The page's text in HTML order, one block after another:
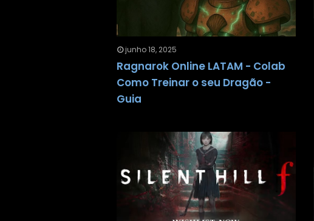
junho 18, 2025
Ragnarok Online LATAM - Colab
Como Treinar o seu Dragão -
Guia